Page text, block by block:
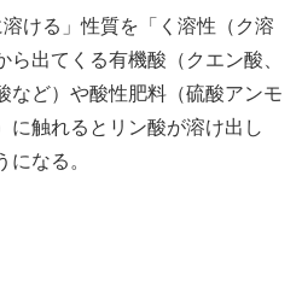
ける」性質を「く溶性（ク溶
出てくる有機酸（クエン酸、
など）や酸性肥料（硫酸アンモ
に触れるとリン酸が溶け出し
なる。